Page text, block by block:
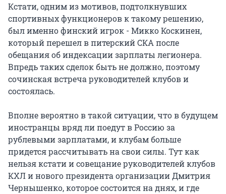
Кстати, одним из мотивов, подтолкнувших
спортивных функционеров к такому решению,
был именно финский игрок - Микко Коскинен,
который перешел в питерский СКА после
обещания об индексации зарплаты легионера.
Впредь таких сделок быть не должно, поэтому
сочинская встреча руководителей клубов и
состоялась.
Вполне вероятно в такой ситуации, что в будущем
иностранцы вряд ли поедут в Россию за
рублевыми зарплатами, и клубам больше
придется рассчитывать на свои силы. Тут как
нельзя кстати и совещание руководителей клубов
КХЛ и нового президента организации Дмитрия
Чернышенко, которое состоится на днях, и где